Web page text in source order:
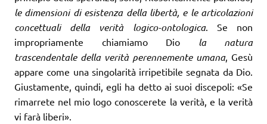
le dimensioni di esistenza della libertà, e le articolazioni
concettuali della verità logico-ontologica. Se non
impropriamente chiamiamo Dio la natura
trascendentale della verità perennemente umana, Gesù
appare come una singolarità irripetibile segnata da Dio.
Giustamente, quindi, egli ha detto ai suoi discepoli: «Se
rimarrete nel mio logo conoscerete la verità, e la verità
vi farà liberi».